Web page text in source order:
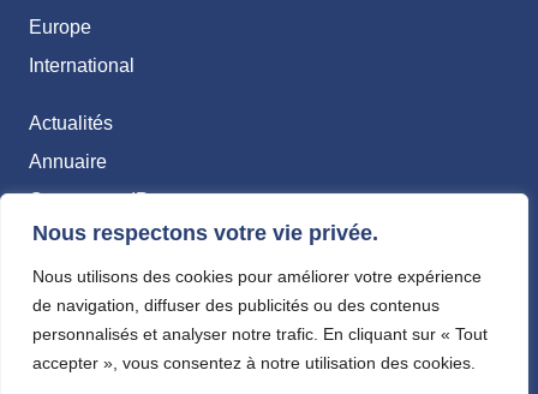
Nous respectons votre vie privée.
Nous utilisons des cookies pour améliorer votre expérience
de navigation, diffuser des publicités ou des contenus
personnalisés et analyser notre trafic. En cliquant sur « Tout
accepter », vous consentez à notre utilisation des cookies.
Europe
International
Actualités
Annuaire
Carte pro & IP
Abonnements
Mentions légales
Politique de confidentialité